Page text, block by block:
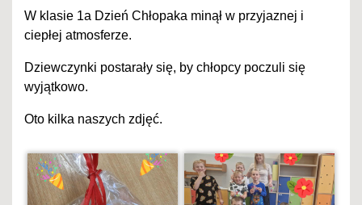
W klasie 1a Dzień Chłopaka minął w przyjaznej i
ciepłej atmosferze.
Dziewczynki postarały się, by chłopcy poczuli się
wyjątkowo.
Oto kilka naszych zdjęć.